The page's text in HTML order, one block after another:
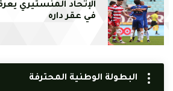
الإتحاد المنستيري
في عقر داره
البطولة الوطنية المحترفة